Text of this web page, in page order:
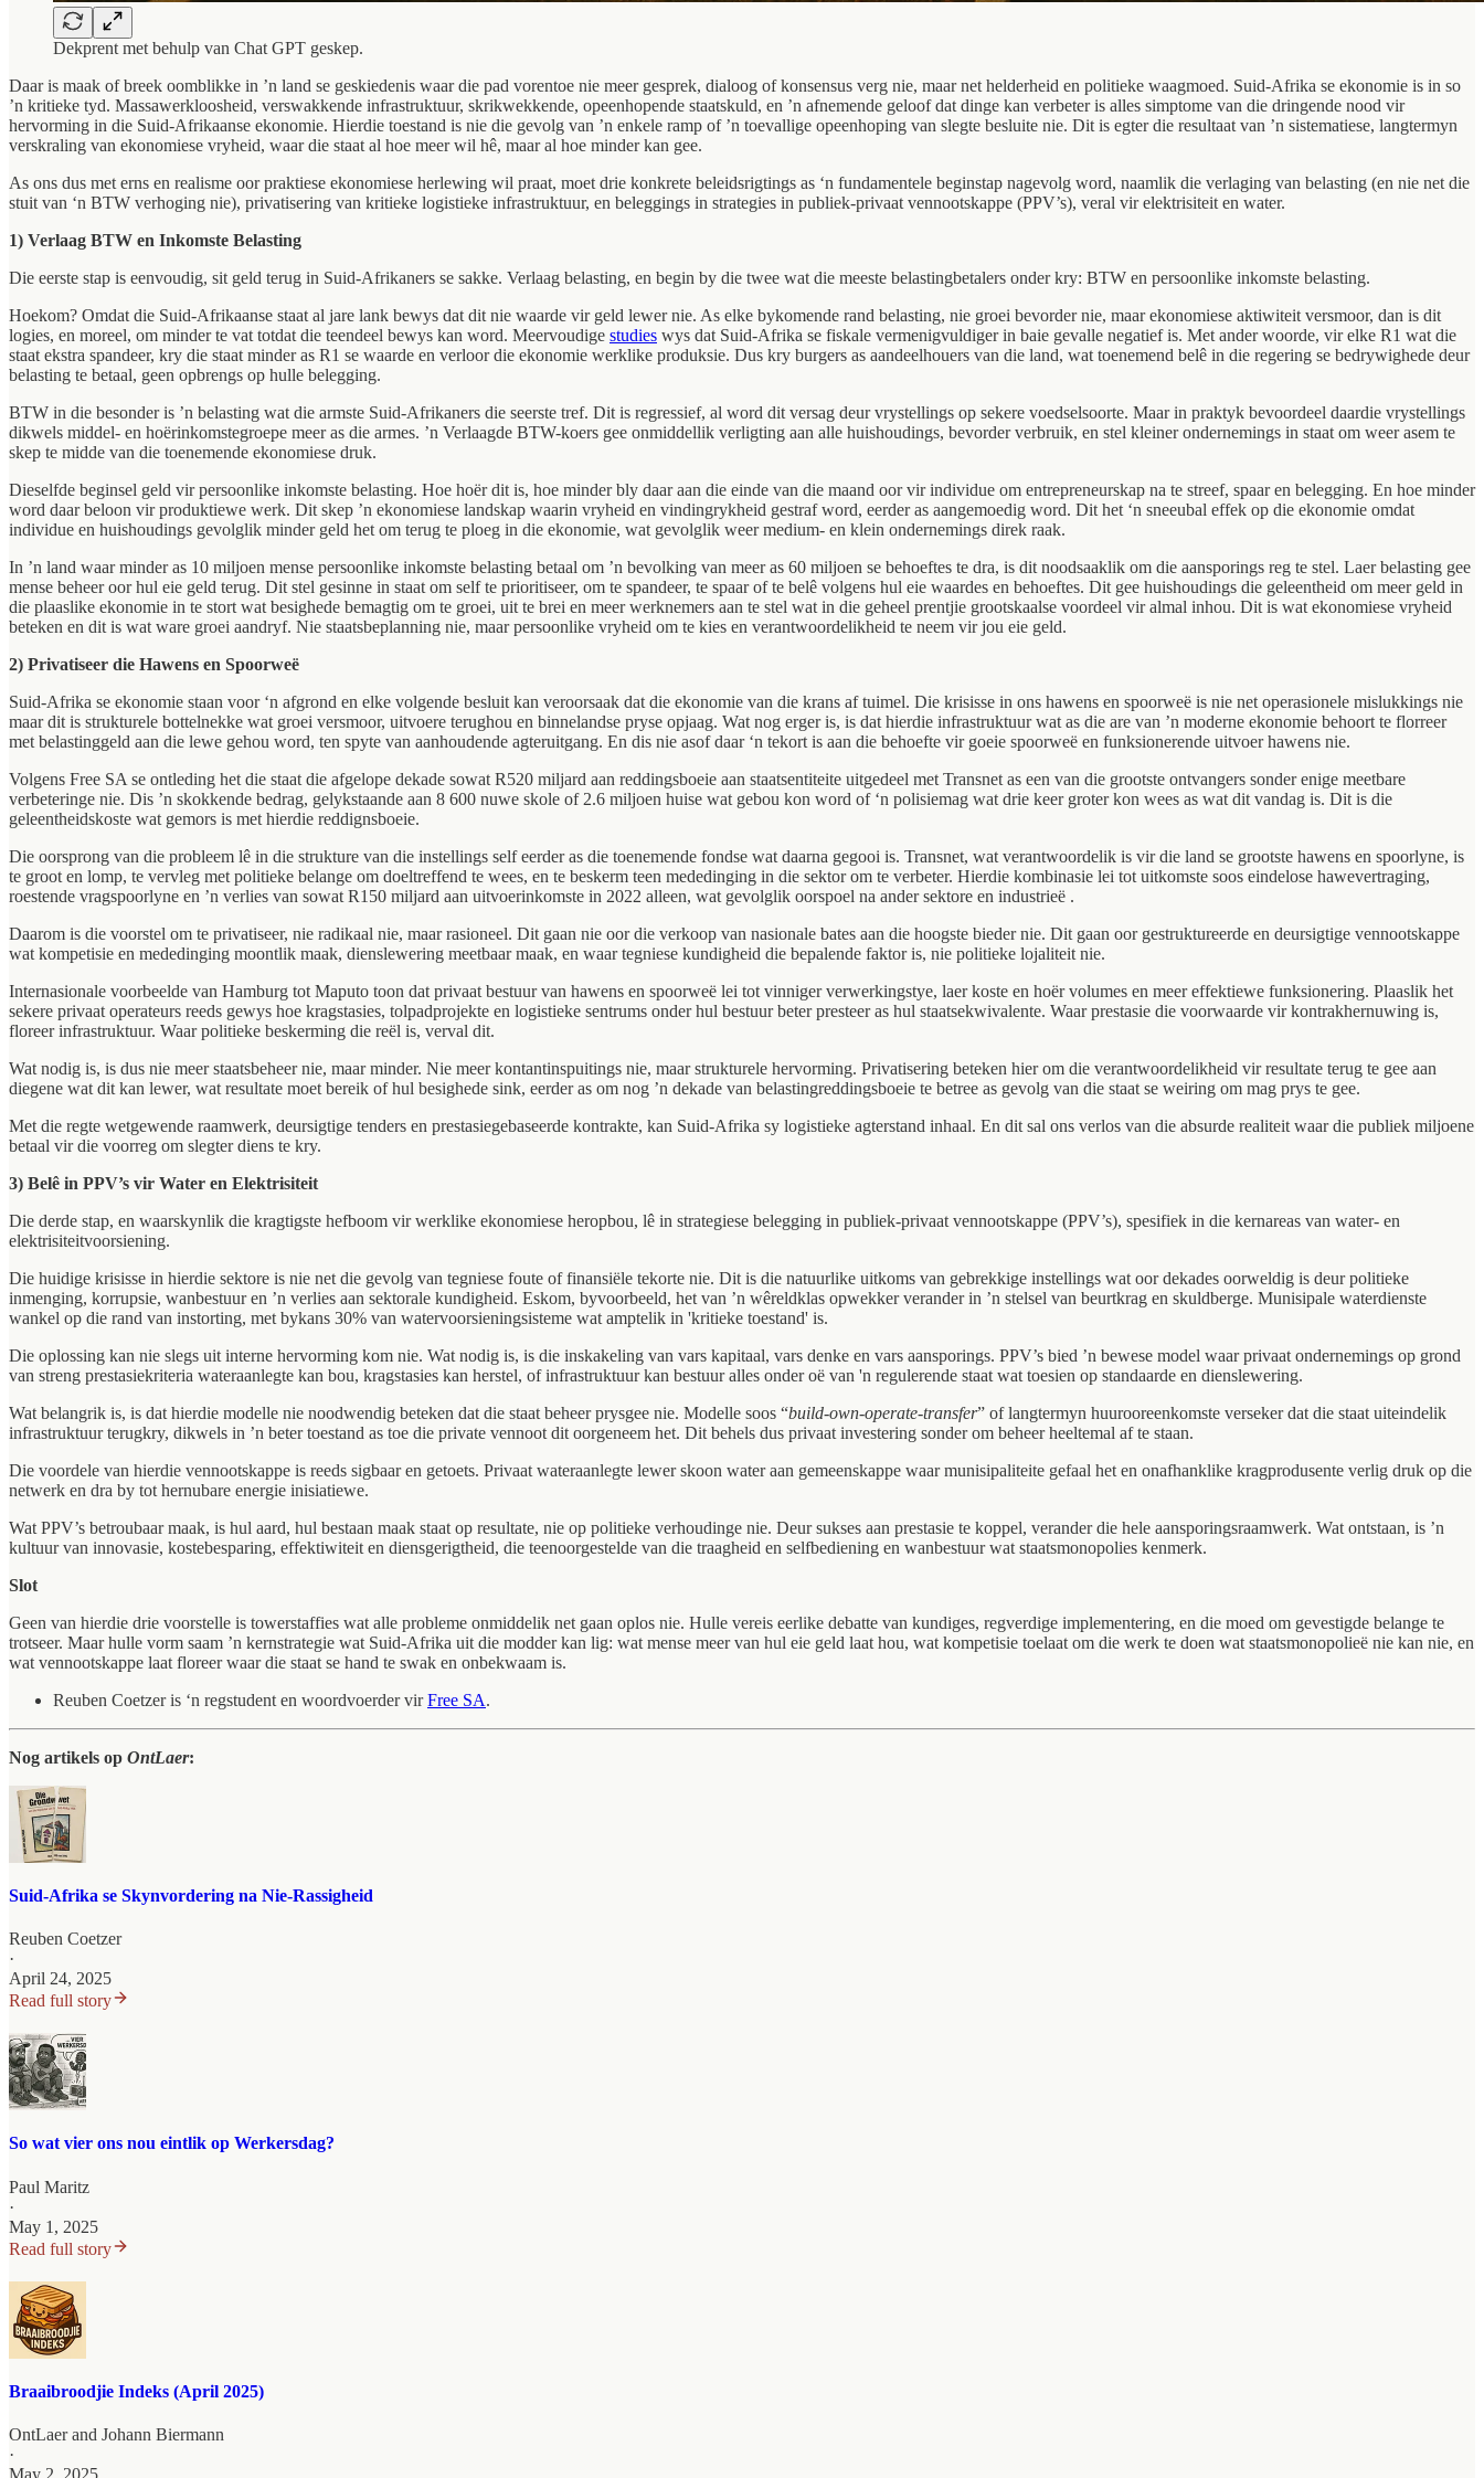
Dekprent met behulp van Chat GPT geskep.
Daar is maak of breek oomblikke in ’n land se geskiedenis waar die pad vorentoe nie meer gesprek, dialoog of konsensus verg nie, maar net helderheid en politieke waagmoed. Suid-Afrika se ekonomie is in so
’n kritieke tyd. Massawerkloosheid, verswakkende infrastruktuur, skrikwekkende, opeenhopende staatskuld, en ’n afnemende geloof dat dinge kan verbeter is alles simptome van die dringende nood vir
hervorming in die Suid-Afrikaanse ekonomie. Hierdie toestand is nie die gevolg van ’n enkele ramp of ’n toevallige opeenhoping van slegte besluite nie. Dit is egter die resultaat van ’n sistematiese, langtermyn
verskraling van ekonomiese vryheid, waar die staat al hoe meer wil hê, maar al hoe minder kan gee.
As ons dus met erns en realisme oor praktiese ekonomiese herlewing wil praat, moet drie konkrete beleidsrigtings as ‘n fundamentele beginstap nagevolg word, naamlik die verlaging van belasting (en nie net die
stuit van ‘n BTW verhoging nie), privatisering van kritieke logistieke infrastruktuur, en beleggings in strategies in publiek-privaat vennootskappe (PPV’s), veral vir elektrisiteit en water.
1) Verlaag BTW en Inkomste Belasting
Die eerste stap is eenvoudig, sit geld terug in Suid-Afrikaners se sakke. Verlaag belasting, en begin by die twee wat die meeste belastingbetalers onder kry: BTW en persoonlike inkomste belasting.
Hoekom? Omdat die Suid-Afrikaanse staat al jare lank bewys dat dit nie waarde vir geld lewer nie. As elke bykomende rand belasting, nie groei bevorder nie, maar ekonomiese aktiwiteit versmoor, dan is dit
logies, en moreel, om minder te vat totdat die teendeel bewys kan word. Meervoudige studies wys dat Suid-Afrika se fiskale vermenigvuldiger in baie gevalle negatief is. Met ander woorde, vir elke R1 wat die
staat ekstra spandeer, kry die staat minder as R1 se waarde en verloor die ekonomie werklike produksie. Dus kry burgers as aandeelhouers van die land, wat toenemend belê in die regering se bedrywighede deur
belasting te betaal, geen opbrengs op hulle belegging.
BTW in die besonder is ’n belasting wat die armste Suid-Afrikaners die seerste tref. Dit is regressief, al word dit versag deur vrystellings op sekere voedselsoorte. Maar in praktyk bevoordeel daardie vrystellings
dikwels middel- en hoërinkomstegroepe meer as die armes. ’n Verlaagde BTW-koers gee onmiddellik verligting aan alle huishoudings, bevorder verbruik, en stel kleiner ondernemings in staat om weer asem te
skep te midde van die toenemende ekonomiese druk.
Dieselfde beginsel geld vir persoonlike inkomste belasting. Hoe hoër dit is, hoe minder bly daar aan die einde van die maand oor vir individue om entrepreneurskap na te streef, spaar en belegging. En hoe minder
word daar beloon vir produktiewe werk. Dit skep ’n ekonomiese landskap waarin vryheid en vindingrykheid gestraf word, eerder as aangemoedig word. Dit het ‘n sneeubal effek op die ekonomie omdat
individue en huishoudings gevolglik minder geld het om terug te ploeg in die ekonomie, wat gevolglik weer medium- en klein ondernemings direk raak.
In ’n land waar minder as 10 miljoen mense persoonlike inkomste belasting betaal om ’n bevolking van meer as 60 miljoen se behoeftes te dra, is dit noodsaaklik om die aansporings reg te stel. Laer belasting gee
mense beheer oor hul eie geld terug. Dit stel gesinne in staat om self te prioritiseer, om te spandeer, te spaar of te belê volgens hul eie waardes en behoeftes. Dit gee huishoudings die geleentheid om meer geld in
die plaaslike ekonomie in te stort wat besighede bemagtig om te groei, uit te brei en meer werknemers aan te stel wat in die geheel prentjie grootskaalse voordeel vir almal inhou. Dit is wat ekonomiese vryheid
beteken en dit is wat ware groei aandryf. Nie staatsbeplanning nie, maar persoonlike vryheid om te kies en verantwoordelikheid te neem vir jou eie geld.
2) Privatiseer die Hawens en Spoorweë
Suid-Afrika se ekonomie staan voor ‘n afgrond en elke volgende besluit kan veroorsaak dat die ekonomie van die krans af tuimel. Die krisisse in ons hawens en spoorweë is nie net operasionele mislukkings nie
maar dit is strukturele bottelnekke wat groei versmoor, uitvoere terughou en binnelandse pryse opjaag. Wat nog erger is, is dat hierdie infrastruktuur wat as die are van ’n moderne ekonomie behoort te florreer
met belastinggeld aan die lewe gehou word, ten spyte van aanhoudende agteruitgang. En dis nie asof daar ‘n tekort is aan die behoefte vir goeie spoorweë en funksionerende uitvoer hawens nie.
Volgens Free SA se ontleding het die staat die afgelope dekade sowat R520 miljard aan reddingsboeie aan staatsentiteite uitgedeel met Transnet as een van die grootste ontvangers sonder enige meetbare
verbeteringe nie. Dis ’n skokkende bedrag, gelykstaande aan 8 600 nuwe skole of 2.6 miljoen huise wat gebou kon word of ‘n polisiemag wat drie keer groter kon wees as wat dit vandag is. Dit is die
geleentheidskoste wat gemors is met hierdie reddignsboeie.
Die oorsprong van die probleem lê in die strukture van die instellings self eerder as die toenemende fondse wat daarna gegooi is. Transnet, wat verantwoordelik is vir die land se grootste hawens en spoorlyne, is
te groot en lomp, te vervleg met politieke belange om doeltreffend te wees, en te beskerm teen mededinging in die sektor om te verbeter. Hierdie kombinasie lei tot uitkomste soos eindelose hawevertraging,
roestende vragspoorlyne en ’n verlies van sowat R150 miljard aan uitvoerinkomste in 2022 alleen, wat gevolglik oorspoel na ander sektore en industrieë .
Daarom is die voorstel om te privatiseer, nie radikaal nie, maar rasioneel. Dit gaan nie oor die verkoop van nasionale bates aan die hoogste bieder nie. Dit gaan oor gestruktureerde en deursigtige vennootskappe
wat kompetisie en mededinging moontlik maak, dienslewering meetbaar maak, en waar tegniese kundigheid die bepalende faktor is, nie politieke lojaliteit nie.
Internasionale voorbeelde van Hamburg tot Maputo toon dat privaat bestuur van hawens en spoorweë lei tot vinniger verwerkingstye, laer koste en hoër volumes en meer effektiewe funksionering. Plaaslik het
sekere privaat operateurs reeds gewys hoe kragstasies, tolpadprojekte en logistieke sentrums onder hul bestuur beter presteer as hul staatsekwivalente. Waar prestasie die voorwaarde vir kontrakhernuwing is,
floreer infrastruktuur. Waar politieke beskerming die reël is, verval dit.
Wat nodig is, is dus nie meer staatsbeheer nie, maar minder. Nie meer kontantinspuitings nie, maar strukturele hervorming. Privatisering beteken hier om die verantwoordelikheid vir resultate terug te gee aan
diegene wat dit kan lewer, wat resultate moet bereik of hul besighede sink, eerder as om nog ’n dekade van belastingreddingsboeie te betree as gevolg van die staat se weiring om mag prys te gee.
Met die regte wetgewende raamwerk, deursigtige tenders en prestasiegebaseerde kontrakte, kan Suid-Afrika sy logistieke agterstand inhaal. En dit sal ons verlos van die absurde realiteit waar die publiek miljoene
betaal vir die voorreg om slegter diens te kry.
3) Belê in PPV’s vir Water en Elektrisiteit
Die derde stap, en waarskynlik die kragtigste hefboom vir werklike ekonomiese heropbou, lê in strategiese belegging in publiek-privaat vennootskappe (PPV’s), spesifiek in die kernareas van water- en
elektrisiteitvoorsiening.
Die huidige krisisse in hierdie sektore is nie net die gevolg van tegniese foute of finansiële tekorte nie. Dit is die natuurlike uitkoms van gebrekkige instellings wat oor dekades oorweldig is deur politieke
inmenging, korrupsie, wanbestuur en ’n verlies aan sektorale kundigheid. Eskom, byvoorbeeld, het van ’n wêreldklas opwekker verander in ’n stelsel van beurtkrag en skuldberge. Munisipale waterdienste
wankel op die rand van instorting, met bykans 30% van watervoorsieningsisteme wat amptelik in 'kritieke toestand' is.
Die oplossing kan nie slegs uit interne hervorming kom nie. Wat nodig is, is die inskakeling van vars kapitaal, vars denke en vars aansporings. PPV’s bied ’n bewese model waar privaat ondernemings op grond
van streng prestasiekriteria wateraanlegte kan bou, kragstasies kan herstel, of infrastruktuur kan bestuur alles onder oë van 'n regulerende staat wat toesien op standaarde en dienslewering.
Wat belangrik is, is dat hierdie modelle nie noodwendig beteken dat die staat beheer prysgee nie. Modelle soos “build-own-operate-transfer” of langtermyn huurooreenkomste verseker dat die staat uiteindelik
infrastruktuur terugkry, dikwels in ’n beter toestand as toe die private vennoot dit oorgeneem het. Dit behels dus privaat investering sonder om beheer heeltemal af te staan.
Die voordele van hierdie vennootskappe is reeds sigbaar en getoets. Privaat wateraanlegte lewer skoon water aan gemeenskappe waar munisipaliteite gefaal het en onafhanklike kragprodusente verlig druk op die
netwerk en dra by tot hernubare energie inisiatiewe.
Wat PPV’s betroubaar maak, is hul aard, hul bestaan maak staat op resultate, nie op politieke verhoudinge nie. Deur sukses aan prestasie te koppel, verander die hele aansporingsraamwerk. Wat ontstaan, is ’n
kultuur van innovasie, kostebesparing, effektiwiteit en diensgerigtheid, die teenoorgestelde van die traagheid en selfbediening en wanbestuur wat staatsmonopolies kenmerk.
Slot
Geen van hierdie drie voorstelle is towerstaffies wat alle probleme onmiddelik net gaan oplos nie. Hulle vereis eerlike debatte van kundiges, regverdige implementering, en die moed om gevestigde belange te
trotseer. Maar hulle vorm saam ’n kernstrategie wat Suid-Afrika uit die modder kan lig: wat mense meer van hul eie geld laat hou, wat kompetisie toelaat om die werk te doen wat staatsmonopolieë nie kan nie, en
wat vennootskappe laat floreer waar die staat se hand te swak en onbekwaam is.
Reuben Coetzer is ‘n regstudent en woordvoerder virFree SA.
Nog artikels op OntLaer:
Suid-Afrika se Skynvordering na Nie-Rassigheid
Reuben Coetzer
·
April 24, 2025
Read full story
So wat vier ons nou eintlik op Werkersdag?
Paul Maritz
·
May 1, 2025
Read full story
Braaibroodjie Indeks (April 2025)
OntLaerand Johann Biermann
·